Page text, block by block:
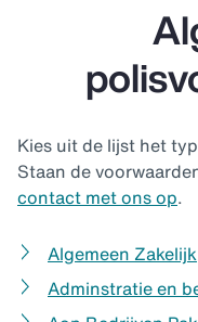
Kies uit de lijst het
Staan de
contact met ons op.
Algemeen Zakelijk
Adminstratie en